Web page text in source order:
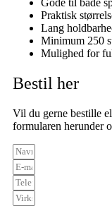
Gode til både
Praktisk
Lang
Minimum 250
Mulighed for
Bestil her
Vil du gerne bestille
formularen herunder